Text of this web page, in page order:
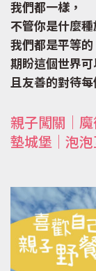
我們都一樣，
不管你是什麼
我們都是平等的
期盼這個世界
且友善的對待
親子闖關｜
墊城堡｜泡